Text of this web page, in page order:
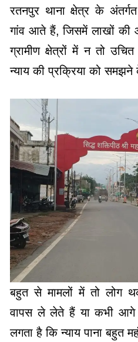
रतनपुर थाना क्षेत्र के
गांव आते हैं, जिसमें लाखों की
ग्रामीण क्षेत्रों में न तो
न्याय की प्रक्रिया को समझने
बहुत से मामलों में तो लोग
वापस ले लेते हैं या कभी आगे
लगता है कि न्याय पाना बहुत